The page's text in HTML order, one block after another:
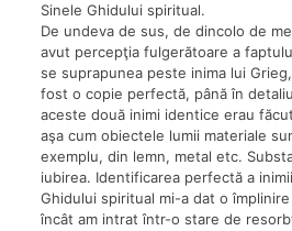
Sinele Ghidului spiritual.
De undeva de sus, de dincolo de
avut percepţia fulgerătoare a
se suprapunea peste inima lui
fost o copie perfectă, până în
aceste două inimi identice erau
aşa cum obiectele lumii materiale
exemplu, din lemn, metal etc.
iubirea. Identificarea perfectă a
Ghidului spiritual mi-a dat o
încât am intrat într-o stare de